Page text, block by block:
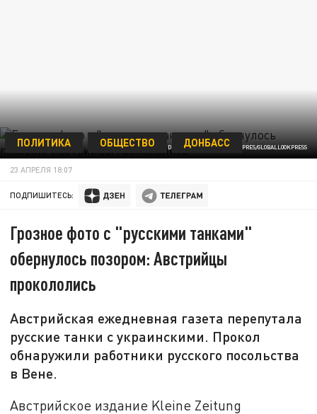
ALEXANDER NOVIKOV/GLOBAL LOOK PRES/GLOBALLOOKPRESS
ПОЛИТИКА ОБЩЕСТВО ДОНБАСС
23 АПРЕЛЯ 18:07
ПОДПИШИТЕСЬ:
Грозное фото с "русскими танками"
обернулось позором: Австрийцы
прокололись
Австрийская ежедневная газета перепутала
русские танки с украинскими. Прокол
обнаружили работники русского посольства
в Вене.
Австрийское издание Kleine Zeitung